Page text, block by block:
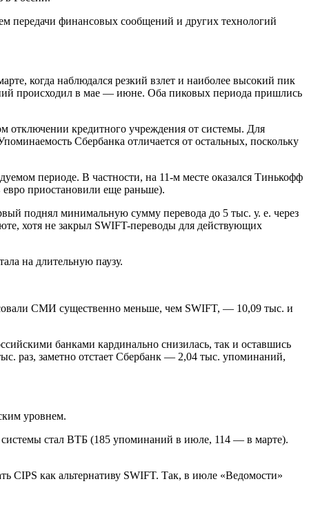
передачи финансовых сообщений и других технологий
когда наблюдался резкий взлет и наиболее высокий пик
происходил в мае — июне. Оба пиковых периода пришлись
отключении кредитного учреждения от системы. Для
Сбербанка отличается от остальных, поскольку
периоде. В частности, на 11-м месте оказался Тинькофф
приостановили еще раньше).
поднял минимальную сумму перевода до 5 тыс. у. е. через
хотя не закрыл SWIFT-переводы для действующих
на длительную паузу.
СМИ существенно меньше, чем SWIFT, — 10,09 тыс. и
банками кардинально снизилась, так и оставшись
раз, заметно отстает Сбербанк — 2,04 тыс. упоминаний,
уровнем.
стал ВТБ (185 упоминаний в июле, 114 — в марте).
как альтернативу SWIFT. Так, в июле «Ведомости»